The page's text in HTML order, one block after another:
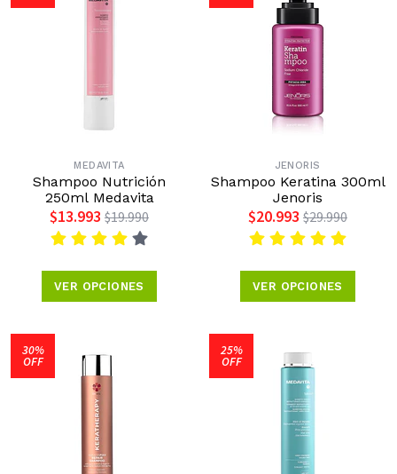
MEDAVITA
Shampoo Nutrición
250ml Medavita
$13.993 $19.990
VER OPCIONES
JENORIS
Shampoo Keratina 300ml
Jenoris
$20.993 $29.990
VER OPCIONES
30%
OFF
25%
OFF